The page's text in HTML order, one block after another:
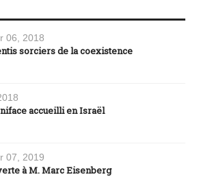
06, 2018
sorciers de la coexistence
accueilli en Israël
07, 2019
à M. Marc Eisenberg